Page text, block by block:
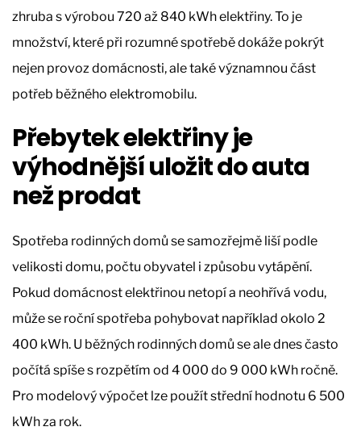
zhruba s výrobou 720 až 840 kWh elektřiny. To je
množství, které při rozumné spotřebě dokáže pokrýt
nejen provoz domácnosti, ale také významnou část
potřeb běžného elektromobilu.
Přebytek elektřiny je
výhodnější uložit do auta
než prodat
Spotřeba rodinných domů se samozřejmě liší podle
velikosti domu, počtu obyvatel i způsobu vytápění.
Pokud domácnost elektřinou netopí a neohřívá vodu,
může se roční spotřeba pohybovat například okolo 2
400 kWh. U běžných rodinných domů se ale dnes často
počítá spíše s rozpětím od 4 000 do 9 000 kWh ročně.
Pro modelový výpočet lze použít střední hodnotu 6 500
kWh za rok.